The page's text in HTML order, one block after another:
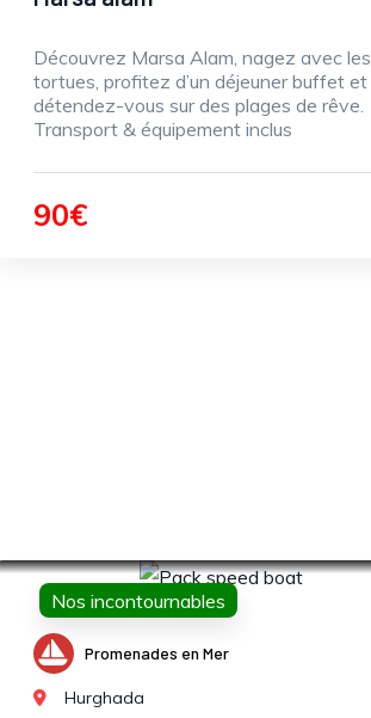
Découvrez Marsa Alam, nagez avec les
tortues, profitez d’un déjeuner buffet et
détendez-vous sur des plages de rêve.
Transport & équipement inclus
90€
Nos incontournables
Promenades en Mer
Hurghada